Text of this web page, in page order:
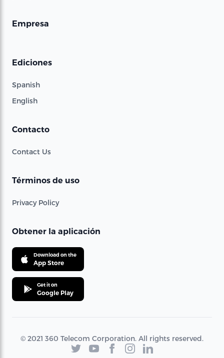
Empresa
Ediciones
Spanish
English
Contacto
Contact Us
Términos de uso
Privacy Policy
Obtener la aplicación
Download on the
App Store
Get it on
Google Play
© 2021 360 Telecom Corporation. All rights reserved.